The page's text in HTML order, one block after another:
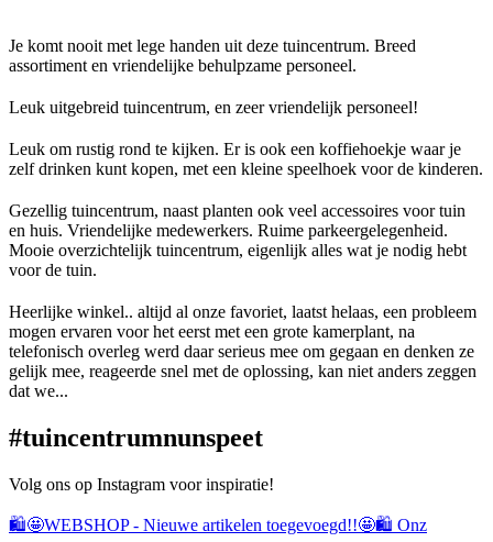
Je komt nooit met lege handen uit deze tuincentrum. Breed
assortiment en vriendelijke behulpzame personeel.
Leuk uitgebreid tuincentrum, en zeer vriendelijk personeel!
Leuk om rustig rond te kijken. Er is ook een koffiehoekje waar je
zelf drinken kunt kopen, met een kleine speelhoek voor de kinderen.
Gezellig tuincentrum, naast planten ook veel accessoires voor tuin
en huis. Vriendelijke medewerkers. Ruime parkeergelegenheid.
Mooie overzichtelijk tuincentrum, eigenlijk alles wat je nodig hebt
voor de tuin.
Heerlijke winkel.. altijd al onze favoriet, laatst helaas, een probleem
mogen ervaren voor het eerst met een grote kamerplant, na
telefonisch overleg werd daar serieus mee om gegaan en denken ze
gelijk mee, reageerde snel met de oplossing, kan niet anders zeggen
dat we...
#tuincentrumnunspeet
Volg ons op Instagram voor inspiratie!
🛍️🤩WEBSHOP - Nieuwe artikelen toegevoegd!!🤩🛍️ Onz